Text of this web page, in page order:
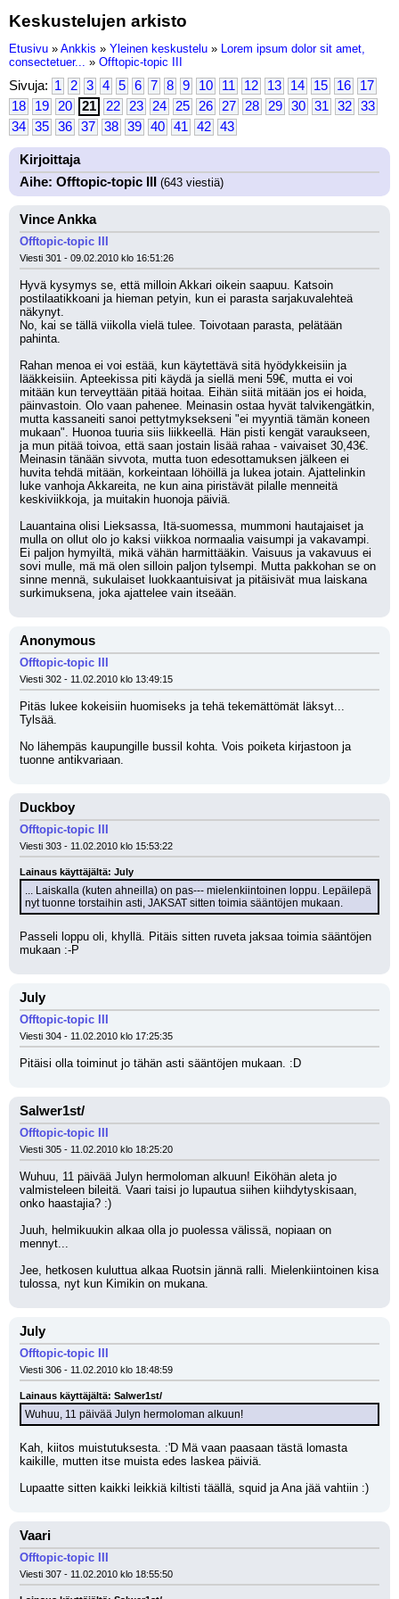
Keskustelujen arkisto
Etusivu » Ankkis » Yleinen keskustelu » Lorem ipsum dolor sit amet,
consectetuer... » Offtopic-topic III
Sivuja: 1 2 3 4 5 6 7 8 9 10 11 12 13 14 15 16
17
18
19 20 21 22 23 24 25 26 27 28 29 30 31 32
33
34
35 36 37 38 39 40 41 42 43
Kirjoittaja
Aihe: Offtopic-topic III
(643 viestiä)
Vince Ankka
Offtopic-topic III
Viesti 301 - 09.02.2010 klo 16:51:26
Hyvä kysymys se, että milloin Akkari oikein saapuu. Katsoin
postilaatikkoani ja hieman petyin, kun ei parasta sarjakuvalehteä
näkynyt.
No, kai se tällä viikolla vielä tulee. Toivotaan parasta, pelätään
pahinta.
Rahan menoa ei voi estää, kun käytettävä sitä hyödykkeisiin ja
lääkkeisiin. Apteekissa piti käydä ja siellä meni 59€, mutta ei voi
mitään kun terveyttään pitää hoitaa. Eihän siitä mitään jos ei hoida,
päinvastoin. Olo vaan pahenee. Meinasin ostaa hyvät talvikengätkin,
mutta kassaneiti sanoi pettytmyksekseni "ei myyntiä tämän koneen
mukaan". Huonoa tuuria siis liikkeellä. Hän pisti kengät varaukseen,
ja mun pitää toivoa, että saan jostain lisää rahaa - vaivaiset 30,43€.
Meinasin tänään sivvota, mutta tuon edesottamuksen jälkeen ei
huvita tehdä mitään, korkeintaan löhöillä ja lukea jotain. Ajattelinkin
luke vanhoja Akkareita, ne kun aina piristävät pilalle menneitä
keskiviikkoja, ja muitakin huonoja päiviä.
Lauantaina olisi Lieksassa, Itä-suomessa, mummoni hautajaiset ja
mulla on ollut olo jo kaksi viikkoa normaalia vaisumpi ja vakavampi.
Ei paljon hymyiltä, mikä vähän harmittääkin. Vaisuus ja vakavuus ei
sovi mulle, mä mä olen silloin paljon tylsempi. Mutta pakkohan se on
sinne mennä, sukulaiset luokkaantuisivat ja pitäisivät mua laiskana
surkimuksena, joka ajattelee vain itseään.
Anonymous
Offtopic-topic III
Viesti 302 - 11.02.2010 klo 13:49:15
Pitäs lukee kokeisiin huomiseks ja tehä tekemättömät läksyt...
Tylsää.
No lähempäs kaupungille bussil kohta. Vois poiketa kirjastoon ja
tuonne antikvariaan.
Duckboy
Offtopic-topic III
Viesti 303 - 11.02.2010 klo 15:53:22
Lainaus käyttäjältä: July
... Laiskalla (kuten ahneilla) on pas--- mielenkiintoinen loppu. Lepäilepä
nyt tuonne torstaihin asti, JAKSAT sitten toimia sääntöjen mukaan.
Passeli loppu oli, khyllä. Pitäis sitten ruveta jaksaa toimia sääntöjen
mukaan :-P
July
Offtopic-topic III
Viesti 304 - 11.02.2010 klo 17:25:35
Pitäisi olla toiminut jo tähän asti sääntöjen mukaan. :D
Salwer1st/
Offtopic-topic III
Viesti 305 - 11.02.2010 klo 18:25:20
Wuhuu, 11 päivää Julyn hermoloman alkuun! Eiköhän aleta jo
valmisteleen bileitä. Vaari taisi jo lupautua siihen kiihdytyskisaan,
onko haastajia? :)
Juuh, helmikuukin alkaa olla jo puolessa välissä, nopiaan on
mennyt...
Jee, hetkosen kuluttua alkaa Ruotsin jännä ralli. Mielenkiintoinen kisa
tulossa, nyt kun Kimikin on mukana.
July
Offtopic-topic III
Viesti 306 - 11.02.2010 klo 18:48:59
Lainaus käyttäjältä: Salwer1st/
Wuhuu, 11 päivää Julyn hermoloman alkuun!
Kah, kiitos muistutuksesta. :'D Mä vaan paasaan tästä lomasta
kaikille, mutten itse muista edes laskea päiviä.
Lupaatte sitten kaikki leikkiä kiltisti täällä, squid ja Ana jää vahtiin :)
Vaari
Offtopic-topic III
Viesti 307 - 11.02.2010 klo 18:55:50